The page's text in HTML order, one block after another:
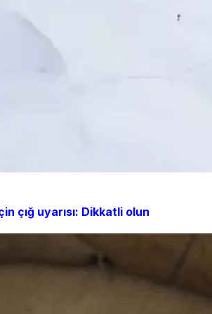
çığ uyarısı: Dikkatli olun